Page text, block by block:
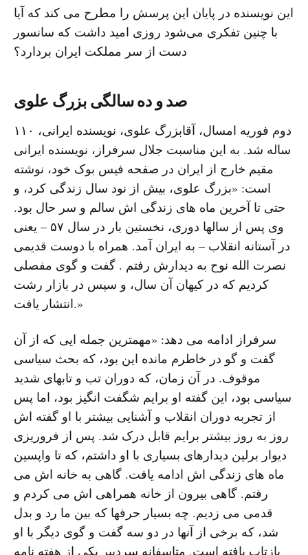
این نویسنده در پایان این پرسش را مطرح می کند که آیا
با چنین تفکری می‌شود روزی امید داشت که سانسور
دست از سر مملکت ایران بردارد؟
صد و ده سالگی بزرگ علوی
دوم فوریه امسال، آقابزرگ علوی، نویسنده ایرانی، ۱۱۰
ساله شد. به این مناسبت جلال سرفراز، نویسنده ایرانی
مقیم خارج از ایران در صفحه فیس بوک خود، نوشته
است: «بزرگ علوی، بیش از نود سال زندگی کرد، و
حتی تا آخرین ماه های زندگی اش سالم و سر حال بود.
وی پس از سالها دوری، نخستین بار در سال ۵۷ – یعنی
در آستانه انقلاب – به ایران آمد. همراه با دوست قدیمی
نصرت الله نوح به دیدارش رفتم . گفت و گوی مفصلی
کردیم که در کیهان آن سال، و سپس در بازار رشت
انتشار یافت.»
سرفراز ادامه می دهد: «مهمترین جمله ایی که از آن
گفت و گو در خاطرم مانده این بود، که بحث سیاسی
موقوف. در آن زمان، که دوران تب و تابهای شدید
سیاسی بود، این گفته او برایم شگفت انگیز بود، اما پس
از تجربه دوران انقلاب و آشنایی بیشتر با او گفته اش
روز به روز بیشتر برایم قابل درک شد. پس از فروریزی
دیوار برلین دیدارهای بسیاری با او داشتم، که تا واپسین
ماه های زندگی اش ادامه یافت. گاهی به خانه اش می
رفتم. گاهی بیرون از خانه همراهی اش می کردم و
قدمی می زدیم. چه بسیار حرفها که بین ما رد و بدل
شد، که برخی از آنها در دو سه گفت و گوی دیگر با او
بازتاب یافته است. متاسفانه سردبیر یکی از هفته نامه